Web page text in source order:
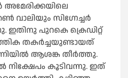
വാലിയും സിഗ്നേച്ചർ
ഇതിനു പുറകെ ക്രെഡിറ്റ്
തകര്‍ച്ചയുണ്ടായത്
ആശങ്ക തീർത്തു.
കൂടിവന്നു. ഇത്